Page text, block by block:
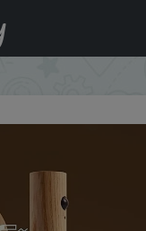
Lamp With Motion